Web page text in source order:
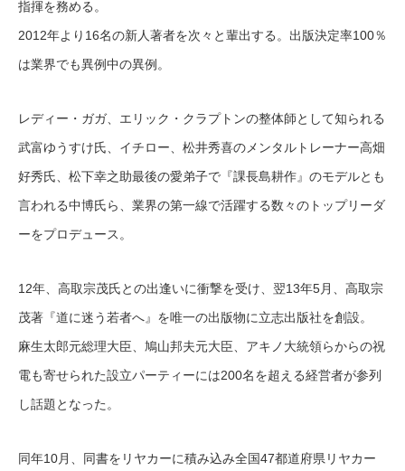
指揮を務める。
2012年より16名の新人著者を次々と輩出する。出版決定率100％
は業界でも異例中の異例。
レディー・ガガ、エリック・クラプトンの整体師として知られる
武富ゆうすけ氏、イチロー、松井秀喜のメンタルトレーナー高畑
好秀氏、松下幸之助最後の愛弟子で『課長島耕作』のモデルとも
言われる中博氏ら、業界の第一線で活躍する数々のトップリーダ
ーをプロデュ ース。
12年、高取宗茂氏との出逢いに衝撃を受け、翌13年5月、高取宗
茂著『道に迷う若者へ』を唯一の出版物に立志出版社を創設。
麻生太郎元総理大臣、鳩山邦夫元大臣、アキノ大統領らからの祝
電も寄せられた設立パーティーには200名を超える経営者が参列
し話題となった。
同年10月、同書をリヤカーに積み込み全国47都道府県 リヤカー